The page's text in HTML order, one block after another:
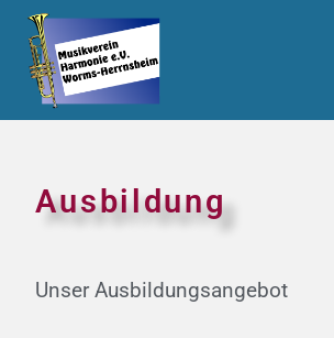
Ausbildung
Unser Ausbildungsangebot